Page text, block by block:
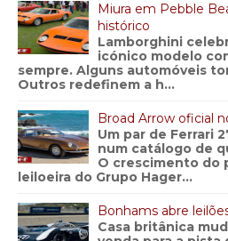
Miura em Pebble
histórico
Lamborghini
icónico modelo
sempre. Alguns automóveis
Outros redefinem a h...
Broad Arrow oficial
Um par de Ferrari
num catálogo de
O crescimento do
leiloeira do Grupo Hager...
Bonhams abre
Casa britânica